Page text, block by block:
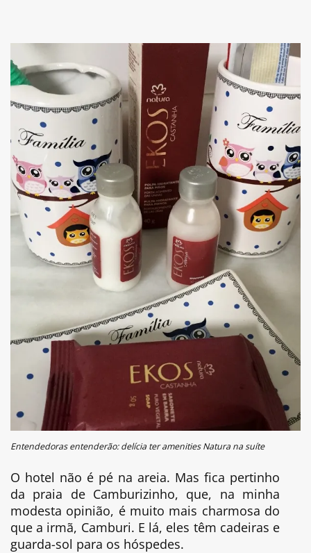
Entendedoras entenderão: delícia ter amenities Natura na suíte
O hotel não é pé na areia. Mas fica pertinho
da praia de Camburizinho, que, na minha
modesta opinião, é muito mais charmosa do
que a irmã, Camburi. E lá, eles têm cadeiras e
guarda-sol para os hóspedes.